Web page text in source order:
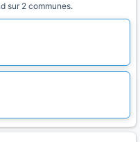
sur 2 communes.